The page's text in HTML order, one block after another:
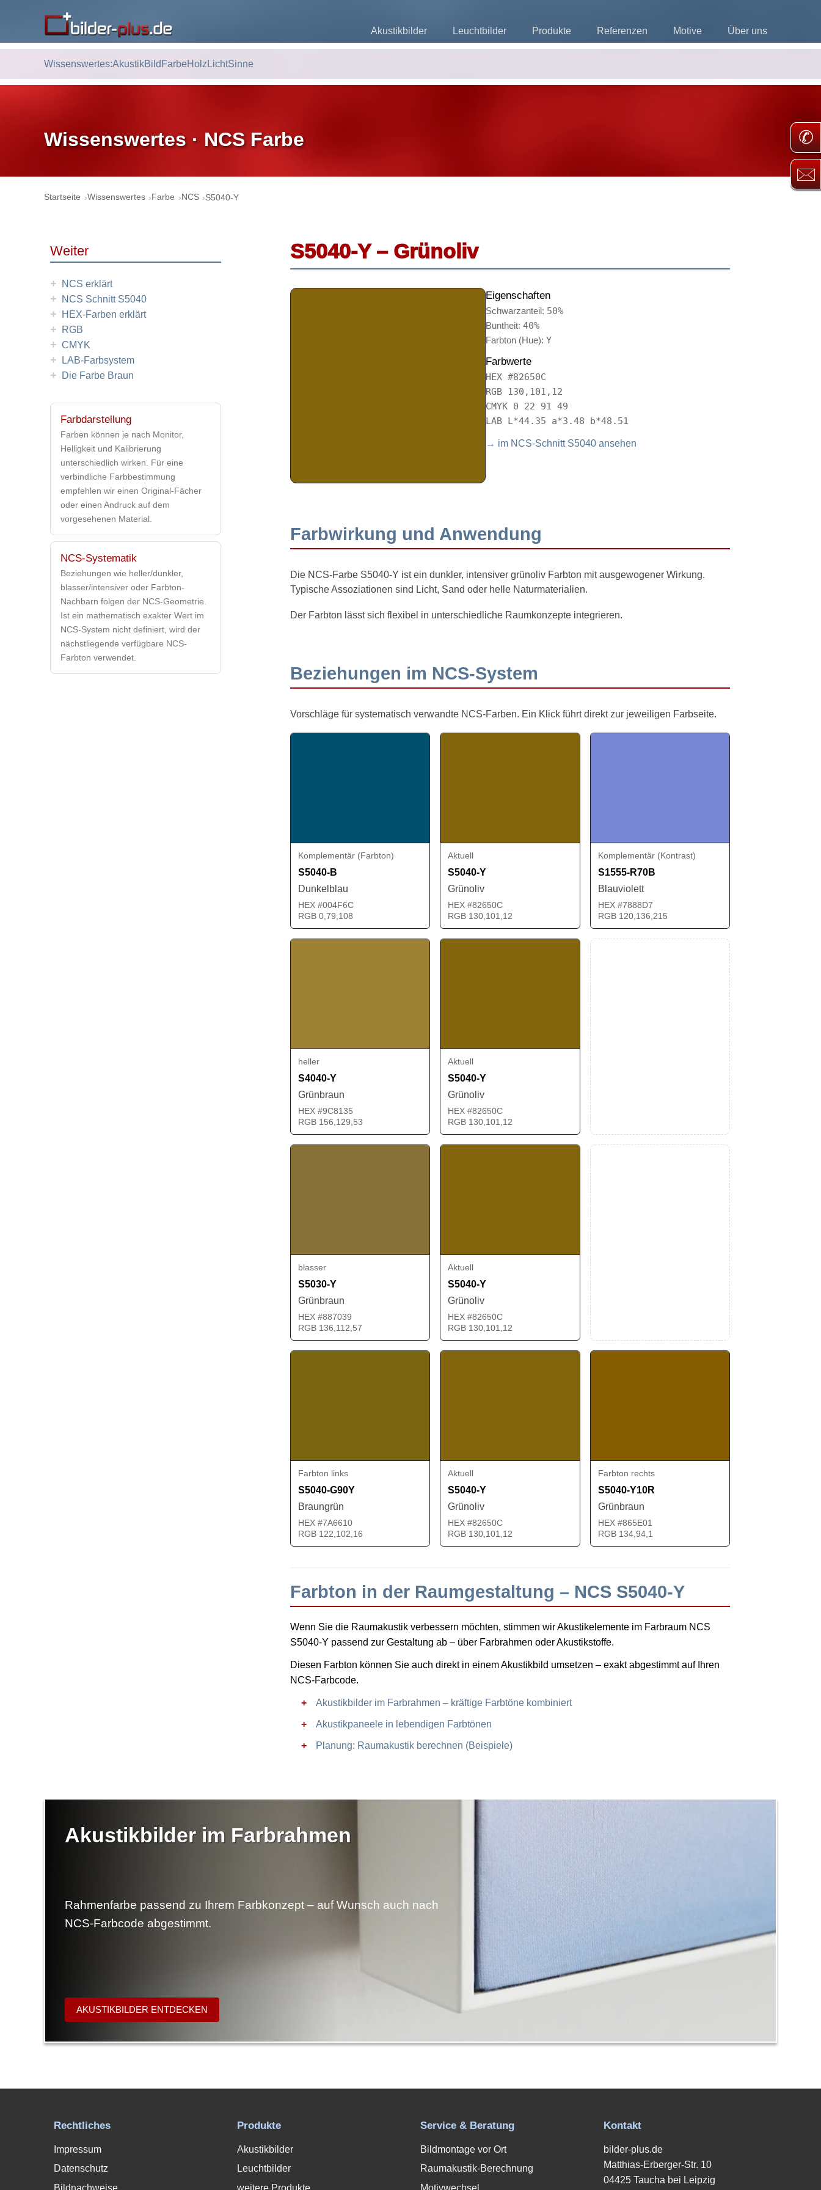
Akustikbilder Leuchtbilder Produkte Referenzen Motive Über uns
Wissenswertes:AkustikBild FarbeHolz LichtSinne
✆
🖂
Wissenswertes · NCS Farbe
Startseite Wissenswertes Farbe NCS S5040-Y
S5040-Y – Grünoliv
Eigenschaften
Schwarzanteil: 50%
Buntheit:40%
Farbton (Hue):Y
Farbwerte
HEX #82650C
RGB 130,101,12
CMYK 0 22 91 49
LAB L*44.35 a*3.48 b*48.51
→ im NCS-Schnitt S5040 ansehen
Farbwirkung und Anwendung
Die NCS-Farbe S5040-Y ist ein dunkler, intensiver grünoliv Farbton mit ausgewogener Wirkung.
Typische Assoziationen sind Licht, Sand oder helle Naturmaterialien.
Der Farbton lässt sich flexibel in unterschiedliche Raumkonzepte integrieren.
Beziehungen im NCS-System
Vorschläge für systematisch verwandte NCS-Farben. Ein Klick führt direkt zur jeweiligen Farbseite.
Komplementär (Farbton)
S5040-B
Dunkelblau
HEX #004F6C
RGB 0,79,108
Aktuell
S5040-Y
Grünoliv
HEX #82650C
RGB 130,101,12
Komplementär (Kontrast)
S1555-R70B
Blauviolett
HEX #7888D7
RGB 120,136,215
heller
S4040-Y
Grünbraun
HEX #9C8135
RGB 156,129,53
Aktuell
S5040-Y
Grünoliv
HEX #82650C
RGB 130,101,12
blasser
S5030-Y
Grünbraun
HEX #887039
RGB 136,112,57
Aktuell
S5040-Y
Grünoliv
HEX #82650C
RGB 130,101,12
Farbton links
S5040-G90Y
Braungrün
HEX #7A6610
RGB 122,102,16
Aktuell
S5040-Y
Grünoliv
HEX #82650C
RGB 130,101,12
Farbton rechts
S5040-Y10R
Grünbraun
HEX #865E01
RGB 134,94,1
Farbton in der Raumgestaltung – NCS S5040-Y
Wenn Sie die Raumakustik verbessern möchten, stimmen wir Akustikelemente im Farbraum NCS
S5040-Y passend zur Gestaltung ab – über Farbrahmen oder Akustikstoffe.
Diesen Farbton können Sie auch direkt in einem Akustikbild umsetzen – exakt abgestimmt auf Ihren
NCS-Farbcode.
Akustikbilder im Farbrahmen – kräftige Farbtöne kombiniert
Akustikpaneele in lebendigen Farbtönen
Planung: Raumakustik berechnen (Beispiele)
Weiter
+ NCS erklärt
+ NCS Schnitt S5040
+ HEX-Farben erklärt
+ RGB
+ CMYK
+ LAB-Farbsystem
+ Die Farbe Braun
Farbdarstellung
Farben können je nach Monitor,
Helligkeit und Kalibrierung
unterschiedlich wirken. Für eine
verbindliche Farbbestimmung
empfehlen wir einen Original-Fächer
oder einen Andruck auf dem
vorgesehenen Material.
NCS-Systematik
Beziehungen wie heller/dunkler,
blasser/intensiver oder Farbton-
Nachbarn folgen der NCS-Geometrie.
Ist ein mathematisch exakter Wert im
NCS-System nicht definiert, wird der
nächstliegende verfügbare NCS-
Farbton verwendet.
Akustikbilder im Farbrahmen
Rahmenfarbe passend zu Ihrem Farbkonzept – auf Wunsch auch nach
NCS-Farbcode abgestimmt.
AKUSTIKBILDER ENTDECKEN
Rechtliches
Impressum
Datenschutz
Bildnachweise
Produkte
Akustikbilder
Leuchtbilder
weitere Produkte
Service & Beratung
Bildmontage vor Ort
Raumakustik-Berechnung
Motivwechsel
Kontakt
bilder-plus.de
Matthias-Erberger-Str. 10
04425 Taucha bei Leipzig